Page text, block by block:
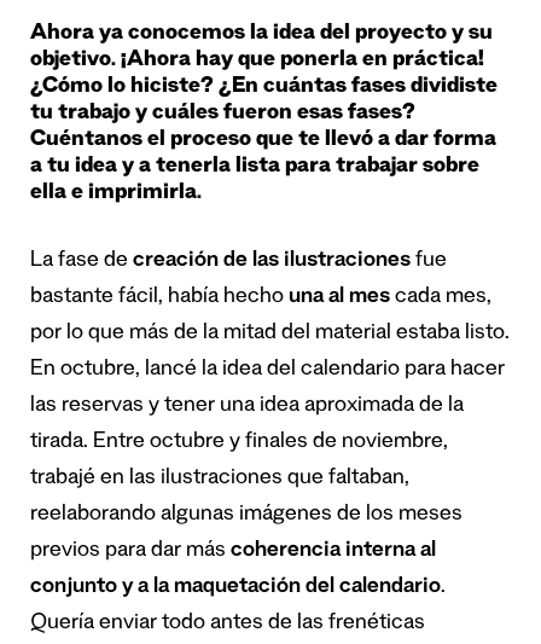
Ahora ya conocemos la idea del proyecto y su
objetivo. ¡Ahora hay que ponerla en práctica!
¿Cómo lo hiciste? ¿En cuántas fases dividiste
tu trabajo y cuáles fueron esas fases?
Cuéntanos el proceso que te llevó a dar forma
a tu idea y a tenerla lista para trabajar sobre
ella e imprimirla.
La fase de creación de las ilustraciones fue
bastante fácil, había hecho una al mes cada mes,
por lo que más de la mitad del material estaba listo.
En octubre, lancé la idea del calendario para hacer
las reservas y tener una idea aproximada de la
tirada. Entre octubre y finales de noviembre,
trabajé en las ilustraciones que faltaban,
reelaborando algunas imágenes de los meses
previos para dar más coherencia interna al
conjunto y a la maquetación del calendario.
Quería enviar todo antes de las frenéticas